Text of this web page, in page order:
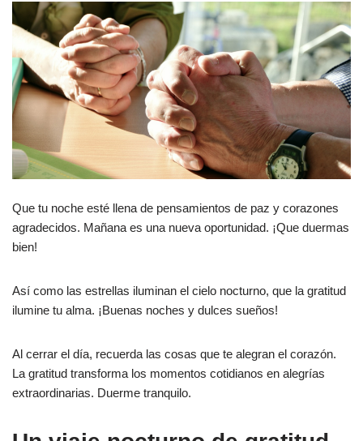
Que tu noche esté llena de pensamientos de paz y corazones
agradecidos. Mañana es una nueva oportunidad. ¡Que duermas
bien!
Así como las estrellas iluminan el cielo nocturno, que la gratitud
ilumine tu alma. ¡Buenas noches y dulces sueños!
Al cerrar el día, recuerda las cosas que te alegran el corazón.
La gratitud transforma los momentos cotidianos en alegrías
extraordinarias. Duerme tranquilo.